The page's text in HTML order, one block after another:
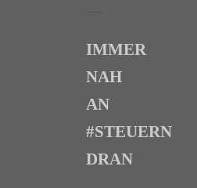
IMMER
NAH
AN
#STEUERN
DRAN